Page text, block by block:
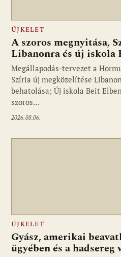
ÚJKELET
A szoros megnyitása,
Libanonra és új iskola
Megállapodás-tervezet a
Szíria új megközelítése
behatolása; Új iskola Beit
szoros…
2026.08.06.
ÚJKELET
Gyász, amerikai
ügyében és a hadsereg